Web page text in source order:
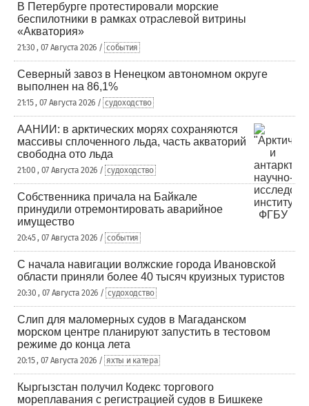
В Петербурге протестировали морские
беспилотники в рамках отраслевой витрины
«Акватория»
21:30 , 07 Августа 2026 / события
Северный завоз в Ненецком автономном округе
выполнен на 86,1%
21:15 , 07 Августа 2026 / судоходство
ААНИИ: в арктических морях сохраняются
массивы сплоченного льда, часть акваторий
свободна ото льда
21:00 , 07 Августа 2026 / судоходство
Собственника причала на Байкале
принудили отремонтировать аварийное
имущество
20:45 , 07 Августа 2026 / события
С начала навигации волжские города Ивановской
области приняли более 40 тысяч круизных туристов
20:30 , 07 Августа 2026 / судоходство
Слип для маломерных судов в Магаданском
морском центре планируют запустить в тестовом
режиме до конца лета
20:15 , 07 Августа 2026 / яхты и катера
Кыргызстан получил Кодекс торгового
мореплавания с регистрацией судов в Бишкеке